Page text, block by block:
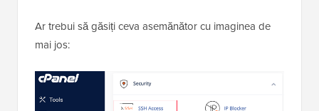
Ar trebui să găsiți ceva asemănător cu imaginea de
mai jos: